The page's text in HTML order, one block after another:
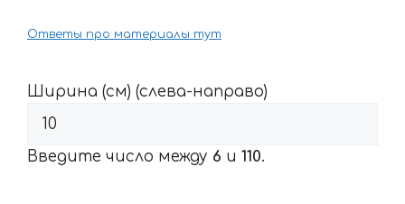
Ответы про материалы тут
Ширина (см) (слева-направо)
Введите число между 6 и 110.